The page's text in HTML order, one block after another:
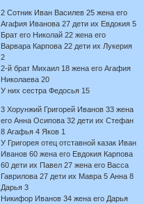
2 Сотник Иван Василев 25 жена его
Агафия Иванова 27 дети их Евдокия 5
Брат его Николай 22 жена его
Варвара Карпова 22 дети их Лукерия
2
2-й брат Михаил 18 жена его Агафия
Николаева 20
У них сестра Федосья 15
3 Хорунжий Григорей Иванов 33 жена
его Анна Осипова 32 дети их Стефан
8 Агафья 4 Яков 1
У Григорея отец отставной казак Иван
Иванов 60 жена его Евдокия Карпова
60 дети их Павел 27 жена его Васса
Гаврилова 27 дети их Мавра 5 Анна 8
Дарья 3
Никифор Иванов 34 жена его Дарья